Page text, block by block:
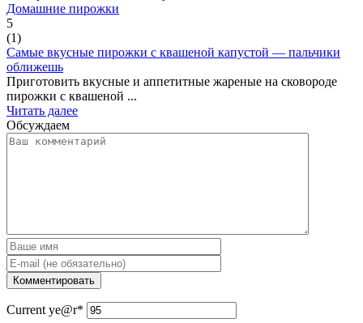
Домашние пирожки
5
(1)
Самые вкусные пирожки с квашеной капустой — пальчики
оближешь
Приготовить вкусные и аппетитные жареные на сковороде
пирожки с квашеной ...
Читать далее
Обсуждаем
Current ye@r*